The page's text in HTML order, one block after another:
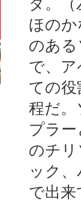
ダ。
ほのか
のあ
で、
ての
程だ。
プラ
のチ
ック
で出